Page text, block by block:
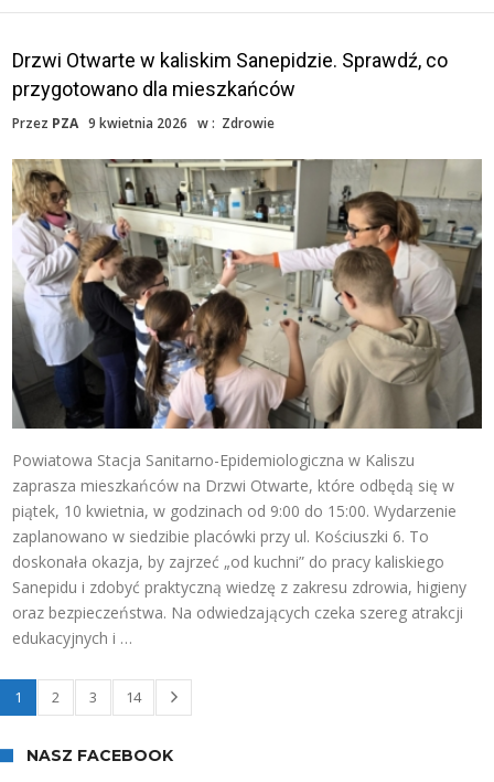
Drzwi Otwarte w kaliskim Sanepidzie. Sprawdź, co
przygotowano dla mieszkańców
Przez PZA 9 kwietnia 2026 w : Zdrowie
Powiatowa Stacja Sanitarno-Epidemiologiczna w Kaliszu
zaprasza mieszkańców na Drzwi Otwarte, które odbędą się w
piątek, 10 kwietnia, w godzinach od 9:00 do 15:00. Wydarzenie
zaplanowano w siedzibie placówki przy ul. Kościuszki 6. To
doskonała okazja, by zajrzeć „od kuchni” do pracy kaliskiego
Sanepidu i zdobyć praktyczną wiedzę z zakresu zdrowia, higieny
oraz bezpieczeństwa. Na odwiedzających czeka szereg atrakcji
edukacyjnych i …
1 2 3 14
NASZ FACEBOOK